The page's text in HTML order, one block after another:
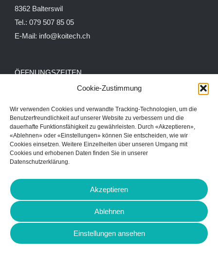
Cookie-Zustimmung
Wir verwenden Cookies und verwandte Tracking-Technologien, um die
Benutzerfreundlichkeit auf unserer Website zu verbessern und die
dauerhafte Funktionsfähig­keit zu gewährleisten. Durch «Akzeptieren»,
«Ablehnen» oder «Einstellungen» können Sie entscheiden, wie wir
Cookies einsetzen. Weitere Einzelheiten über unseren Umgang mit
Cookies und erhobenen Daten finden Sie in unserer
Datenschutzerklärung.
Akzeptieren
Ablehnen
Einstellungen ansehen
8362 Balterswil
Tel.: 079 507 85 05
E-Mail: info@koitech.ch
ÖFFNUNGSZEITEN
Zu jeder Zeit können Sie uns nach Voranmeldung
besuchen.
Rufen Sie uns an und vereinbaren Sie einen Termin.
© Copyright 2018-2026 | All Rights
Reserved |Impressum|Datenschutz